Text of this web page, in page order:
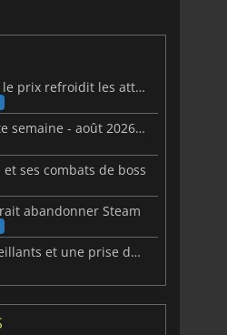
Steam Frame : une fuite sur le prix refroidit les attentes VR
Sorties de jeux vidéo de cette semaine - août 2026 (semaine 32)
ses combats de boss
abandonner Steam
Des cartes de logiciels malveillants et une prise de contrôle de Discord ont touché Meccha Chameleon